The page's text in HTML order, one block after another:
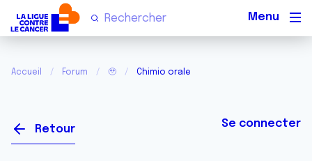
Accueil Forum 🥹 Chimio orale
Retour Se connecter